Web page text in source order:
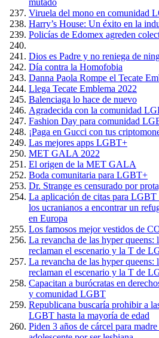
mutado
Viruela del mono en comunidad
Harry’s House: Un éxito en la
Policías de Edomex agreden
Dios es Padre y no reniega de
Día contra la Homofobia
Danna Paola Rompe el Tecate
Llega Tecate Emblema 2022
Balenciaga lo hace de nuevo
Agradecida con la comunidad
Fashion Day para comunidad
¡Paga en Gucci con tus
Las mejores apps LGBT+
MET GALA 2022
El origen de la MET GALA
Boda comunitaria para LGBT+
Dr. Strange es censurado por
La aplicación de citas para LGBT
los ucranianos a encontrar un
en Europa
Los famosos mejor vestidos de
La revancha de las hyper queens:
reclaman el escenario y la T de
La revancha de las hyper queens:
reclaman el escenario y la T de
Capacitan a burócratas en
y comunidad LGBT
Republicana buscaría prohibir a
LGBT hasta la mayoría de edad
Piden 3 años de cárcel para